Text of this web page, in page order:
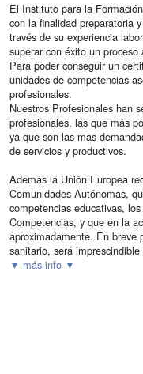
El Instituto para la
con la finalidad preparatoria
través de su experiencia
superar con éxito un
Para poder conseguir un
unidades de competencias
profesionales.
Nuestros Profesionales han
profesionales, las que más
ya que son las mas
de servicios y productivos.
Además la Unión Europea
Comunidades Autónomas,
competencias educativas,
Competencias, y que en la
aproximadamente. En breve
sanitario, será
▼ más info ▼